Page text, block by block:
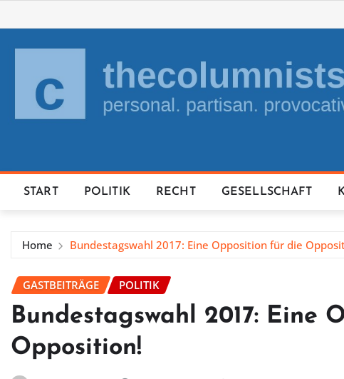
to
content
START POLITIK RECHT GESELLSCHAFT
Home Bundestagswahl 2017: Eine Opposition für die
GASTBEITRÄGE POLITIK
Bundestagswahl 2017: Eine
Opposition!